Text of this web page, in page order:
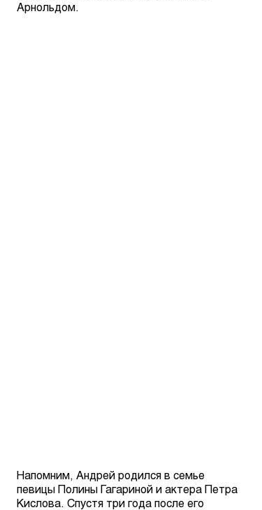
Арнольдом.
Напомним, Андрей родился в семье
певицы Полины Гагариной и актера Петра
Кислова. Спустя три года после его